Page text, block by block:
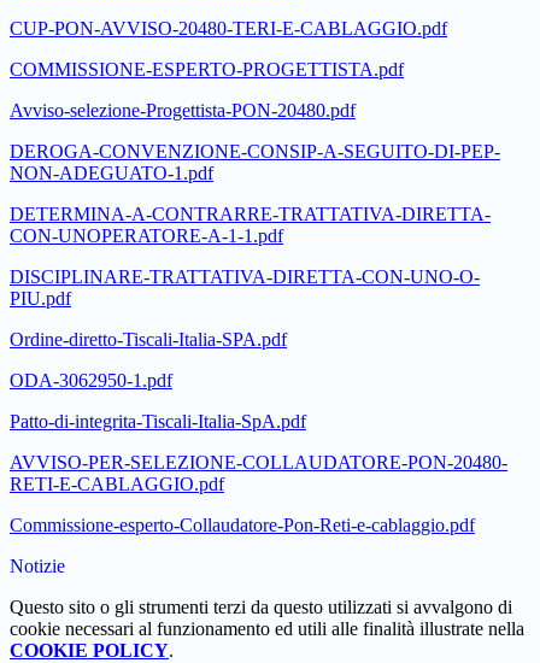
CUP-PON-AVVISO-20480-TERI-E-CABLAGGIO.pdf
COMMISSIONE-ESPERTO-PROGETTISTA.pdf
Avviso-selezione-Progettista-PON-20480.pdf
DEROGA-CONVENZIONE-CONSIP-A-SEGUITO-DI-PEP-
NON-ADEGUATO-1.pdf
DETERMINA-A-CONTRARRE-TRATTATIVA-DIRETTA-
CON-UNOPERATORE-A-1-1.pdf
DISCIPLINARE-TRATTATIVA-DIRETTA-CON-UNO-O-
PIU.pdf
Ordine-diretto-Tiscali-Italia-SPA.pdf
ODA-3062950-1.pdf
Patto-di-integrita-Tiscali-Italia-SpA.pdf
AVVISO-PER-SELEZIONE-COLLAUDATORE-PON-20480-
RETI-E-CABLAGGIO.pdf
Commissione-esperto-Collaudatore-Pon-Reti-e-cablaggio.pdf
Notizie
Questo sito o gli strumenti terzi da questo utilizzati si avvalgono di
cookie necessari al funzionamento ed utili alle finalità illustrate nella
COOKIE POLICY.